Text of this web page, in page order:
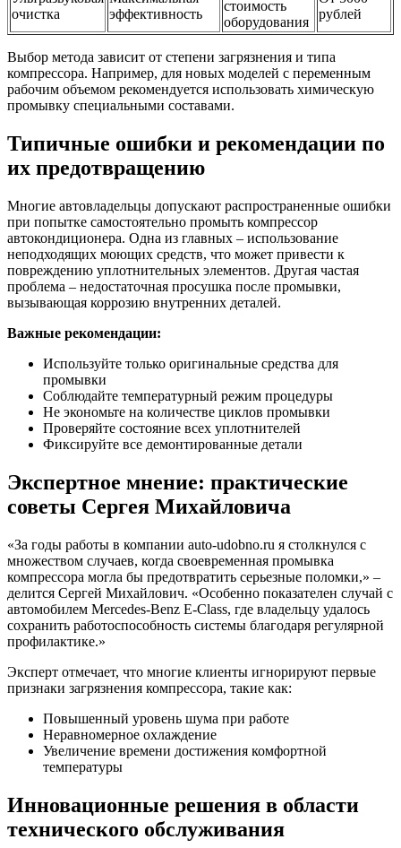
очистка
эффективность
стоимость
оборудования
рублей
Выбор метода зависит от степени загрязнения и типа
компрессора. Например, для новых моделей с переменным
рабочим объемом рекомендуется использовать химическую
промывку специальными составами.
Типичные ошибки и рекомендации по
их предотвращению
Многие автовладельцы допускают распространенные ошибки
при попытке самостоятельно промыть компрессор
автокондиционера. Одна из главных – использование
неподходящих моющих средств, что может привести к
повреждению уплотнительных элементов. Другая частая
проблема – недостаточная просушка после промывки,
вызывающая коррозию внутренних деталей.
Важные рекомендации:
Используйте только оригинальные средства для
промывки
Соблюдайте температурный режим процедуры
Не экономьте на количестве циклов промывки
Проверяйте состояние всех уплотнителей
Фиксируйте все демонтированные детали
Экспертное мнение: практические
советы Сергея Михайловича
«За годы работы в компании auto-udobno.ru я столкнулся с
множеством случаев, когда своевременная промывка
компрессора могла бы предотвратить серьезные поломки,» –
делится Сергей Михайлович. «Особенно показателен случай с
автомобилем Mercedes-Benz E-Class, где владельцу удалось
сохранить работоспособность системы благодаря регулярной
профилактике.»
Эксперт отмечает, что многие клиенты игнорируют первые
признаки загрязнения компрессора, такие как:
Повышенный уровень шума при работе
Неравномерное охлаждение
Увеличение времени достижения комфортной
температуры
Инновационные решения в области
технического обслуживания